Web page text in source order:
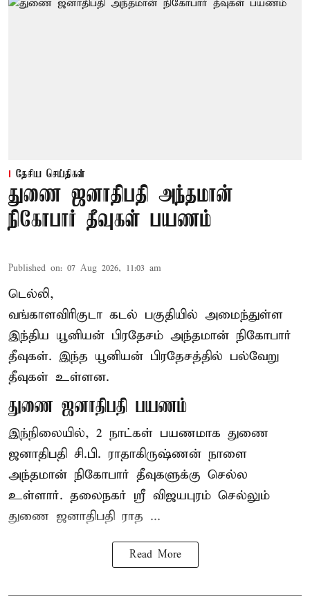
தேசிய செய்திகள்
துணை ஜனாதிபதி அந்தமான்
நிகோபார் தீவுகள் பயணம்
Published on: 07 Aug 2026, 11:03 am
டெல்லி,
வங்காளவிரிகுடா கடல் பகுதியில் அமைந்துள்ள
இந்திய யூனியன் பிரதேசம் அந்தமான் நிகோபார்
தீவுகள். இந்த யூனியன் பிரதேசத்தில் பல்வேறு
தீவுகள் உள்ளன.
துணை ஜனாதிபதி பயணம்
இந்நிலையில், 2 நாட்கள் பயணமாக துணை
ஜனாதிபதி சி.பி. ராதாகிருஷ்ணன் நாளை
அந்தமான் நிகோபார் தீவுகளுக்கு செல்ல
உள்ளார். தலைநகர் ஸ்ரீ விஜயபுரம் செல்லும்
துணை ஜனாதிபதி ராத ...
Read More